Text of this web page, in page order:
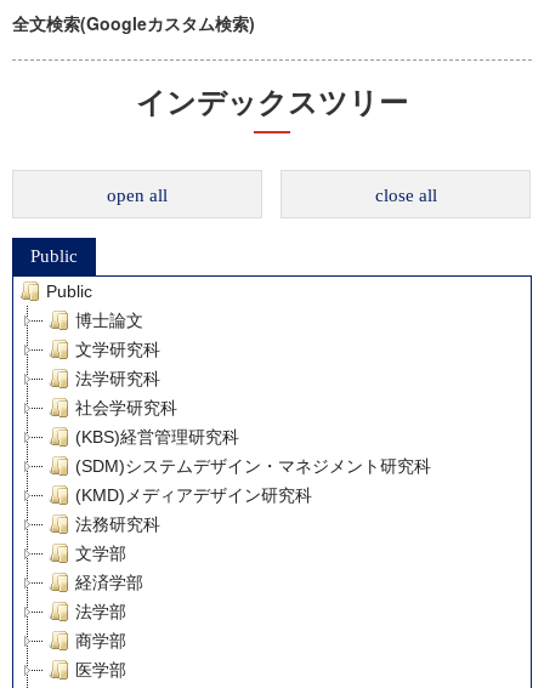
全文検索(Googleカスタム検索)
インデックスツリー
open all close all
Public
Public
博士論文
文学研究科
法学研究科
社会学研究科
(KBS)経営管理研究科
(SDM)システムデザイン・マネジメント研究科
(KMD)メディアデザイン研究科
法務研究科
文学部
経済学部
法学部
商学部
医学部